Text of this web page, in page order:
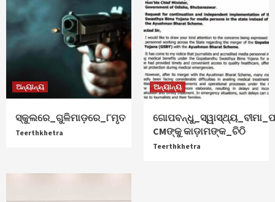
ଅନ୍ୟାନ୍ୟ
ସ୍କୁଲରେ_ଗୁଳିମାଡ଼ରେ_୮ମୃତ
Teerthkhetra
ଅନ୍ୟାନ୍ୟ
CMଙ୍କୁ କାଡ଼ାମଙ୍କ_ଚିଠି
Teerthkhetra